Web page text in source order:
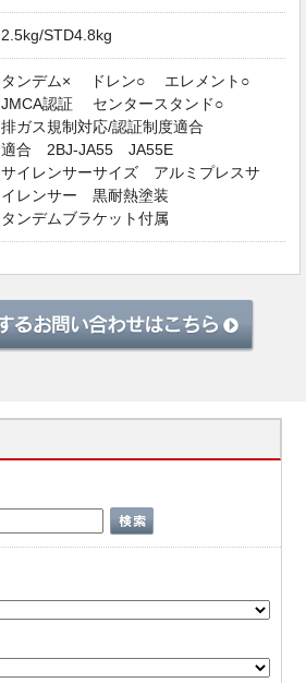
2.5kg/STD4.8kg
タンデム× ドレン○ エレメント○
JMCA認証 センタースタンド○
排ガス規制対応/認証制度適合
適合 2BJ-JA55 JA55E
サイレンサーサイズ アルミプレスサ
イレンサー 黒耐熱塗装
タンデムブラケット付属